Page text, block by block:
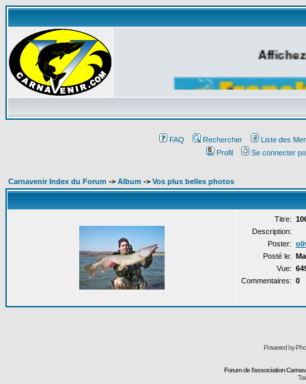
FAQ Rechercher
Liste des
Profil
Se connecter
Carnavenir Index du Forum -> Album -> Vos plus belles photos
Titre:
Description:
Poster:
Posté le:
Vue:
Commentaires: 0
Powered by
Forum de l'association